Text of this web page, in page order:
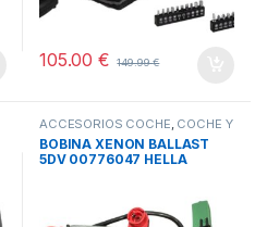
105.00€ 149.99€
ACCESORIOS COCHE, COCHE Y
MOTO , TODOS
BOBINA XENON BALLAST
5DV 00776047 HELLA